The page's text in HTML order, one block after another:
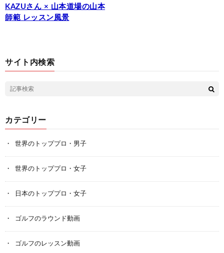
KAZUさん × 山本道場の山本
師範 レッスン風景
サイト内検索
カテゴリー
世界のトッププロ・男子
世界のトッププロ・女子
日本のトッププロ・女子
ゴルフのラウンド動画
ゴルフのレッスン動画